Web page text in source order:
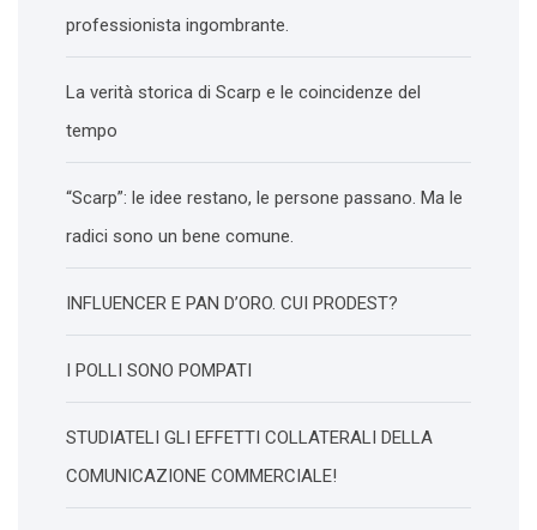
professionista ingombrante.
La verità storica di Scarp e le coincidenze del
tempo
“Scarp”: le idee restano, le persone passano. Ma le
radici sono un bene comune.
INFLUENCER E PAN D’ORO. CUI PRODEST?
I POLLI SONO POMPATI
STUDIATELI GLI EFFETTI COLLATERALI DELLA
COMUNICAZIONE COMMERCIALE!